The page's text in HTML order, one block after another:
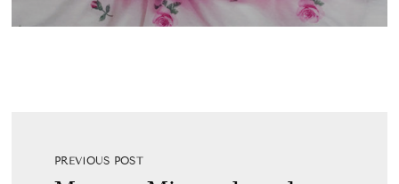
PREVIOUS POST